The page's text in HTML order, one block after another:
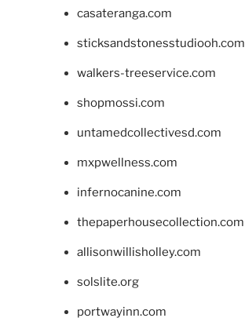
casateranga.com
sticksandstonesstudiooh.com
walkers-treeservice.com
shopmossi.com
untamedcollectivesd.com
mxpwellness.com
infernocanine.com
thepaperhousecollection.com
allisonwillisholley.com
solslite.org
portwayinn.com